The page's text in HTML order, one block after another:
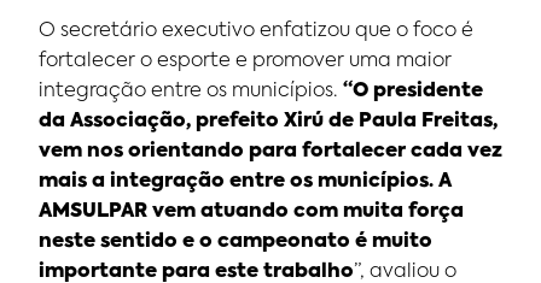
O secretário executivo enfatizou que o foco é
fortalecer o esporte e promover uma maior
integração entre os municípios. “O presidente
da Associação, prefeito Xirú de Paula Freitas,
vem nos orientando para fortalecer cada vez
mais a integração entre os municípios. A
AMSULPAR vem atuando com muita força
neste sentido e o campeonato é muito
importante para este trabalho”, avaliou o